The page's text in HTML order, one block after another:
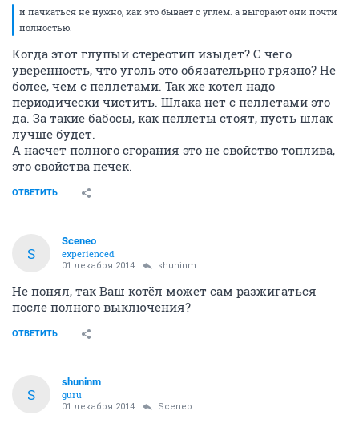
и пачкаться не нужно, как это бывает с углем. а выгорают они почти
полностью.
Когда этот глупый стереотип изыдет? С чего
уверенность, что уголь это обязательрно грязно? Не
более, чем с пеллетами. Так же котел надо
периодически чистить. Шлака нет с пеллетами это
да. За такие бабосы, как пеллеты стоят, пусть шлак
лучше будет.
А насчет полного сгорания это не свойство топлива,
это свойства печек.
ОТВЕТИТЬ
S
Sceneo
experienced
01 декабря 2014 shuninm
Не понял, так Ваш котёл может сам разжигаться
после полного выключения?
ОТВЕТИТЬ
S
shuninm
guru
01 декабря 2014 Sceneo